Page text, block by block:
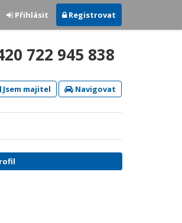
Přihlásit Registrovat
722 945 838
Jsem majitel Navigovat